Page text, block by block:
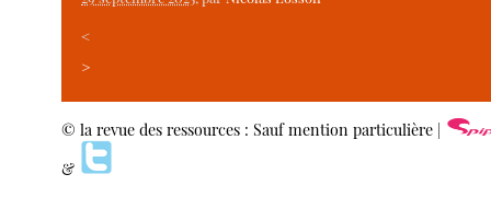
<
>
© la revue des ressources : Sauf mention particulière |
&